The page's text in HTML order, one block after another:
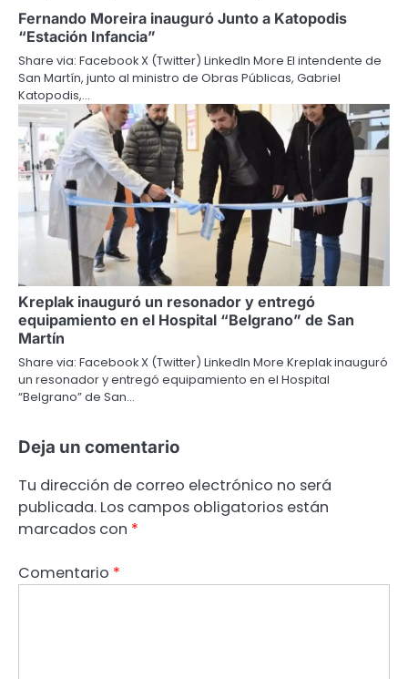
Fernando Moreira inauguró Junto a Katopodis
“Estación Infancia”
Share via: Facebook X (Twitter) LinkedIn More El intendente de
San Martín, junto al ministro de Obras Públicas, Gabriel
Katopodis,…
Kreplak inauguró un resonador y entregó
equipamiento en el Hospital “Belgrano” de San
Martín
Share via: Facebook X (Twitter) LinkedIn More Kreplak inauguró
un resonador y entregó equipamiento en el Hospital
“Belgrano” de San…
Deja un comentario
Tu dirección de correo electrónico no será
publicada. Los campos obligatorios están
marcados con *
Comentario *